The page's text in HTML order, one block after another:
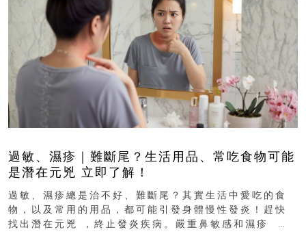
過敏、濕疹｜難斷尾？生活用品、常吃食物可能
是潛在元兇 立即了解！
過敏、濕疹總是治不好、難斷尾？其實生活中愛吃的食
物，以及常用的用品，都可能引發身體慢性發炎！趕快
找出潛在元兇 ，終止發炎疾病。嚴重鼻敏感和濕疹 生